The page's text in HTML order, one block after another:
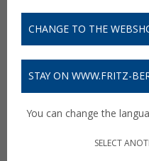
CHANGE TO THE
STAY ON WWW.FRITZ-
You can change the
SELECT